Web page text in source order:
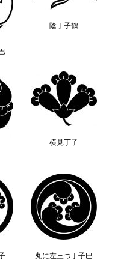
陰丁子鶴
横見丁子
丸に左三つ丁子巴